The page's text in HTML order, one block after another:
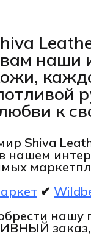
наши
к
Shiva
нашем
✔